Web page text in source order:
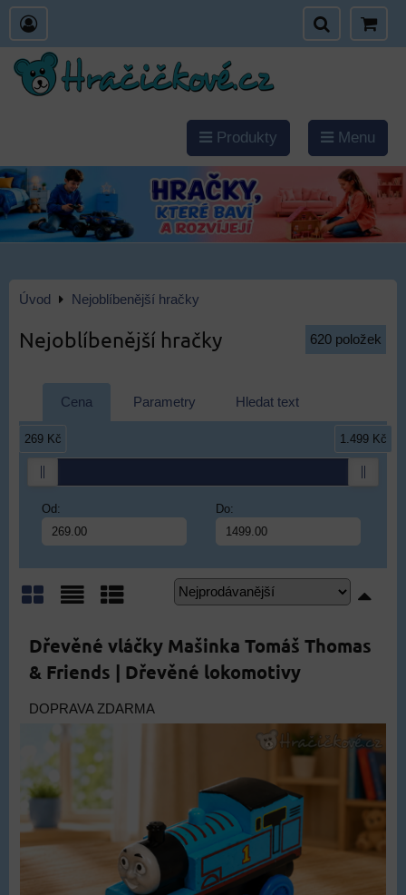
Produkty Menu
Úvod Nejoblíbenější hračky
Nejoblíbenější hračky 620 položek
Cena Parametry Hledat text
Od: Do:
269 Kč 1.499 Kč
Dřevěné vláčky Mašinka Tomáš Thomas
& Friends | Dřevěné lokomotivy
DOPRAVA ZDARMA